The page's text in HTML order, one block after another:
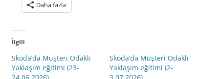
Daha fazla
İlgili
Skoda’da Müşteri Odaklı
Yaklaşım eğitimi (23-
Skoda’da Müşteri Odaklı
Yaklaşım eğitimi (2-